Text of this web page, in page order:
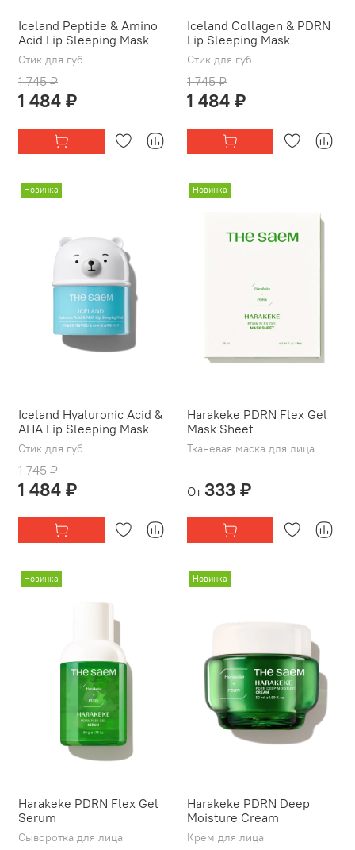
Iceland Peptide & Amino
Acid Lip Sleeping Mask
Стик для губ
1 745 ₽
1 484 ₽
Iceland Collagen & PDRN
Lip Sleeping Mask
Стик для губ
1 745 ₽
1 484 ₽
Новинка
Iceland Hyaluronic Acid &
AHA Lip Sleeping Mask
Стик для губ
1 745 ₽
1 484 ₽
Новинка
Harakeke PDRN Flex Gel
Mask Sheet
Тканевая маска для лица
От 333 ₽
Новинка
Harakeke PDRN Flex Gel
Serum
Сыворотка для лица
Новинка
Harakeke PDRN Deep
Moisture Cream
Крем для лица